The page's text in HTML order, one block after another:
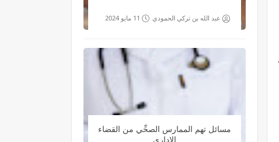
عبد الله بن تركي الحمودي 11 مايو 2024
مسائل تهم الممارس الصحِّي من القضاء
الإداري